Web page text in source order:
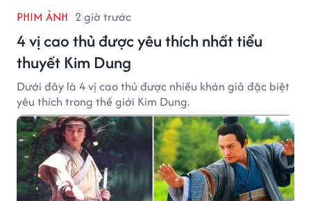
PHIM ẢNH 2 giờ trước
4 vị cao thủ được yêu thích nhất tiểu
thuyết Kim Dung
Dưới đây là 4 vị cao thủ được nhiều khán giả đặc biệt
yêu thích trong thế giới Kim Dung.